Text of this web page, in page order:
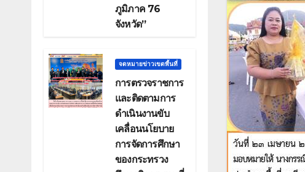
ภูมิภาค 76
จังหวัด”
จดหมายข่าวเขตพื้นที่
การตรวจราชการ
และติดตามการ
ดำเนินงานขับ
เคลื่อนนโยบาย
การจัดการศึกษา
ของกระทรวง